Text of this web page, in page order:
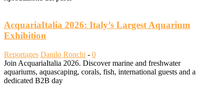
AcquariaItalia 2026: Italy’s Largest Aquarium
Exhibition
Reportages Danilo Ronchi - 0
Join AcquariaItalia 2026. Discover marine and freshwater
aquariums, aquascaping, corals, fish, international guests and a
dedicated B2B day